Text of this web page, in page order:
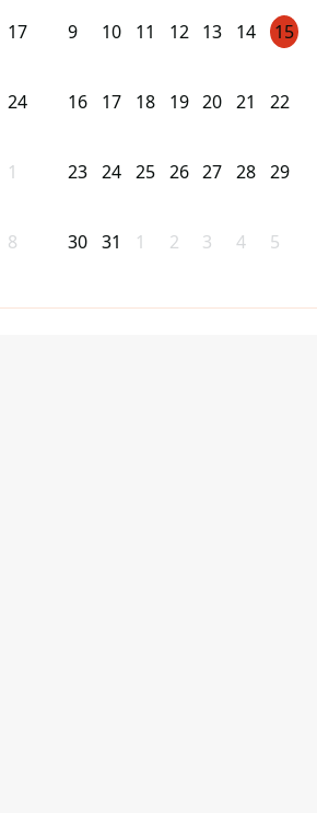
17
24
1
8
9 10 11 12 13 14 15
16 17 18 19 20 21 22
23 24 25 26 27 28 29
30 31 1 2 3 4 5